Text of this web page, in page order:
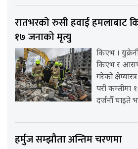
रातभरको रुसी हवाई हमलाबाट
१७ जनाको मृत्यु
किएभ ।
किएभ र
गरेको
परी कम्तीमा
दर्जनौँ घाइते
हर्मुज सम्झौता अन्तिम चरणमा